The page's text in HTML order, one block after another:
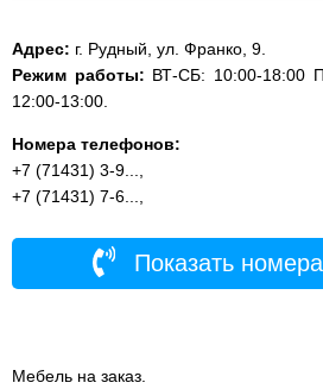
Адрес: г. Рудный, ул. Франко, 9.
Режим работы: ВТ-СБ: 10:00-18:00
12:00-13:00.
Номера телефонов:
+7 (71431) 3-9...,
+7 (71431) 7-6...,
Показать
Мебель на заказ.